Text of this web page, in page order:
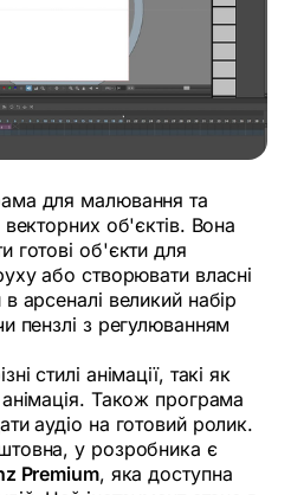
для малювання та
об'єктів. Вона
готові об'єкти для
або створювати власні
арсеналі великий набір
пензлі з регулюванням
стилі анімації, такі як
Також програма
аудіо на готовий ролик.
у розробника є
Premium, яка доступна